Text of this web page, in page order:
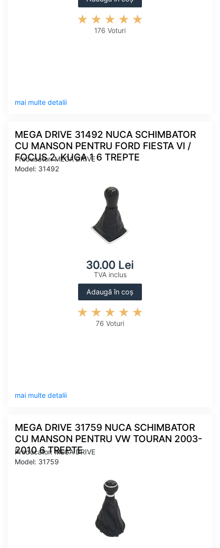
176 Voturi
mai multe detalii
MEGA DRIVE 31492 NUCA SCHIMBATOR
CU MANSON PENTRU FORD FIESTA VI /
FOCUS 2. KUGA 1 6 TREPTE
Producator: MEGA DRIVE
Model: 31492
30.00 Lei
TVA inclus
Adaugă în coș
76 Voturi
mai multe detalii
MEGA DRIVE 31759 NUCA SCHIMBATOR
CU MANSON PENTRU VW TOURAN 2003-
2010 6 TREPTE
Producator: MEGA DRIVE
Model: 31759